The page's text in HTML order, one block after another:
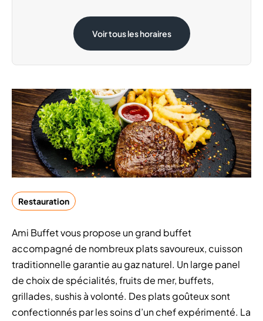
Samedi 15 Août 08:30 - 20:00
Voir tous les horaires
Restauration
Ami Buffet vous propose un grand buffet
accompagné de nombreux plats savoureux, cuisson
traditionnelle garantie au gaz naturel. Un large panel
de choix de spécialités, fruits de mer, buffets,
grillades, sushis à volonté. Des plats goûteux sont
confectionnés par les soins d’un chef expérimenté. La